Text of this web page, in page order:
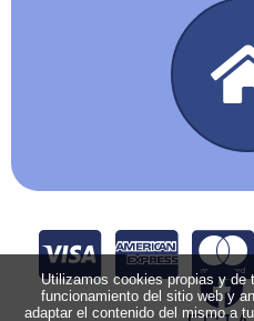
Utilizamos cookies propias y de
funcionamiento del sitio web y
adaptar el contenido del mismo a